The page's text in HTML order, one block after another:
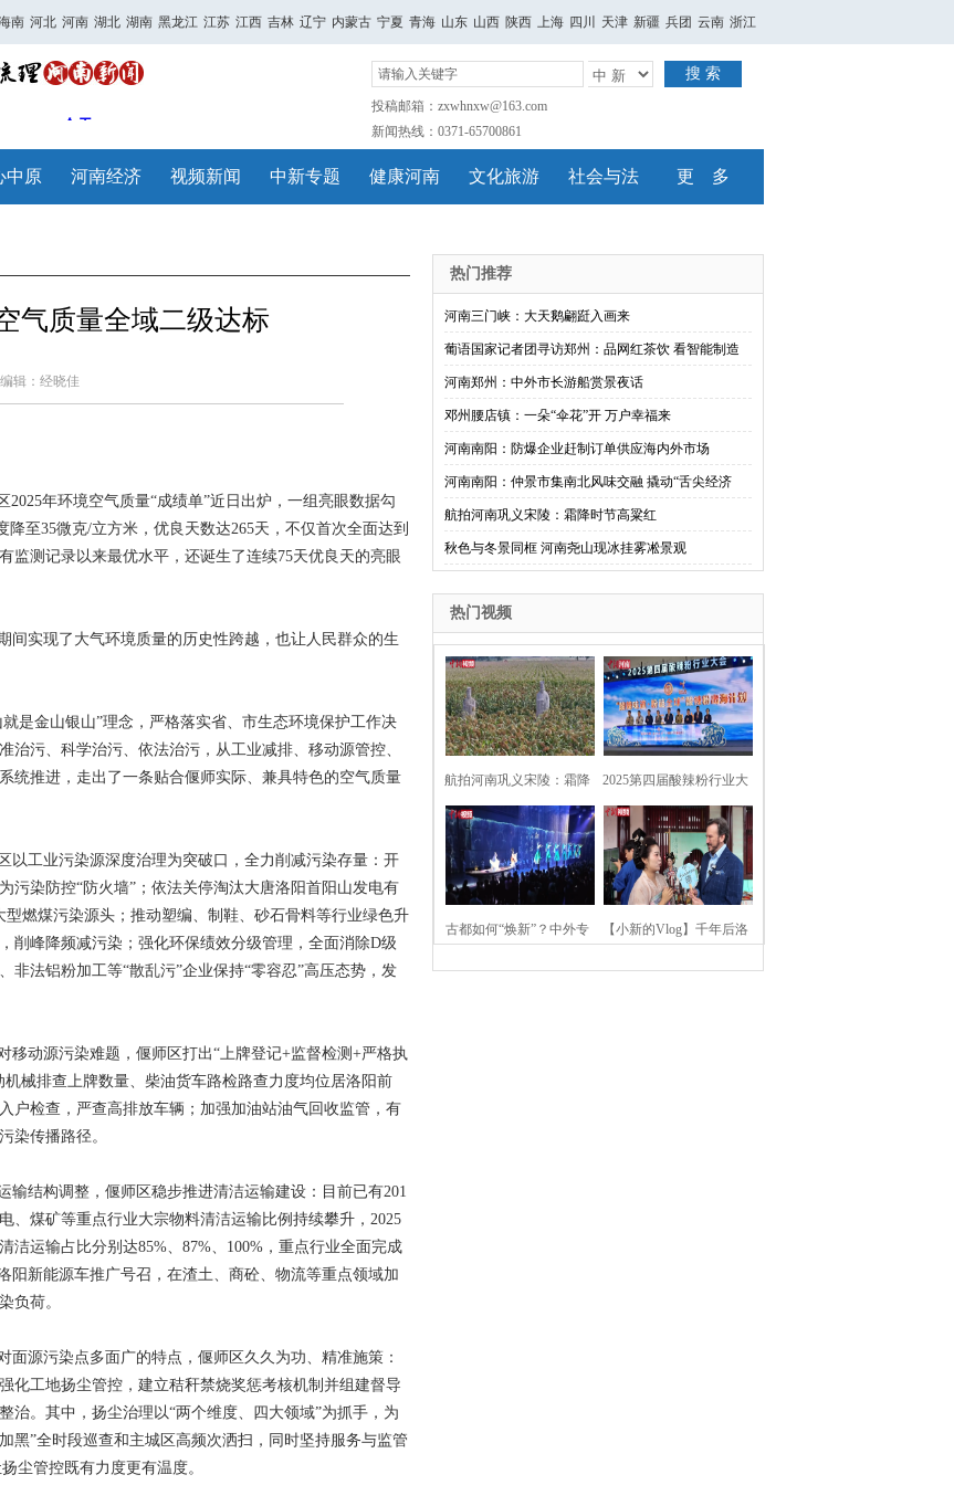
南 河北 河南 湖北 湖南 黑龙江 江苏 江西 吉林 辽宁 内蒙古 宁夏 青海 山东 山西 陕西 上海 四川 天津 新疆 兵团 云南 浙江
搜 索
投稿邮箱：zxwhnxw@163.com
新闻热线：0371-65700861
中原 河南经济 视频新闻 中新专题 健康河南 文化旅游 社会与法 更 多
气质量全域二级达标
辑：经晓佳
年环境空气质量“成绩单”近日出炉，一组亮眼数据勾
至35微克/立方米，优良天数达265天，不仅首次全面达到
监测记录以来最优水平，还诞生了连续75天优良天的亮眼
实现了大气环境质量的历史性跨越，也让人民群众的生
金山银山”理念，严格落实省、市生态环境保护工作决
污、科学治污、依法治污，从工业减排、移动源管控、
统推进，走出了一条贴合偃师实际、兼具特色的空气质量
工业污染源深度治理为突破口，全力削减污染存量：开
污染防控“防火墙”；依法关停淘汰大唐洛阳首阳山发电有
燃煤污染源头；推动塑编、制鞋、砂石骨料等行业绿色升
削峰降频减污染；强化环保绩效分级管理，全面消除D级
法铝粉加工等“散乱污”企业保持“零容忍”高压态势，发
动源污染难题，偃师区打出“上牌登记+监督检测+严格执
械排查上牌数量、柴油货车路检路查力度均位居洛阳前
户检查，严查高排放车辆；加强加油站油气回收监管，有
染传播路径。
结构调整，偃师区稳步推进清洁运输建设：目前已有201
、煤矿等重点行业大宗物料清洁运输比例持续攀升，2025
运输占比分别达85%、87%、100%，重点行业全面完成
阳新能源车推广号召，在渣土、商砼、物流等重点领域加
负荷。
源污染点多面广的特点，偃师区久久为功、精准施策：
化工地扬尘管控，建立秸秆禁烧奖惩考核机制并组建督导
治。其中，扬尘治理以“两个维度、四大领域”为抓手，为
黑”全时段巡查和主城区高频次洒扫，同时坚持服务与监管
尘管控既有力度更有温度。
热门推荐
河南三门峡：大天鹅翩跹入画来
葡语国家记者团寻访郑州：品网红茶饮 看智能制造
河南郑州：中外市长游船赏景夜话
邓州腰店镇：一朵“伞花”开 万户幸福来
河南南阳：防爆企业赶制订单供应海内外市场
河南南阳：仲景市集南北风味交融 撬动“舌尖经济
航拍河南巩义宋陵：霜降时节高粱红
秋色与冬景同框 河南尧山现冰挂雾凇景观
热门视频
航拍河南巩义宋陵：霜降
时节高粱红
2025第四届酸辣粉行业大
会在河南开封举行
古都如何“焕新”？中外专 【小新的Vlog】千年后洛